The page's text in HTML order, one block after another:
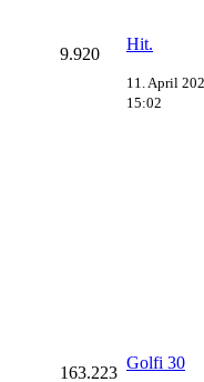
9.920
Hit.
11. April
15:02
163.223
Golfi 30